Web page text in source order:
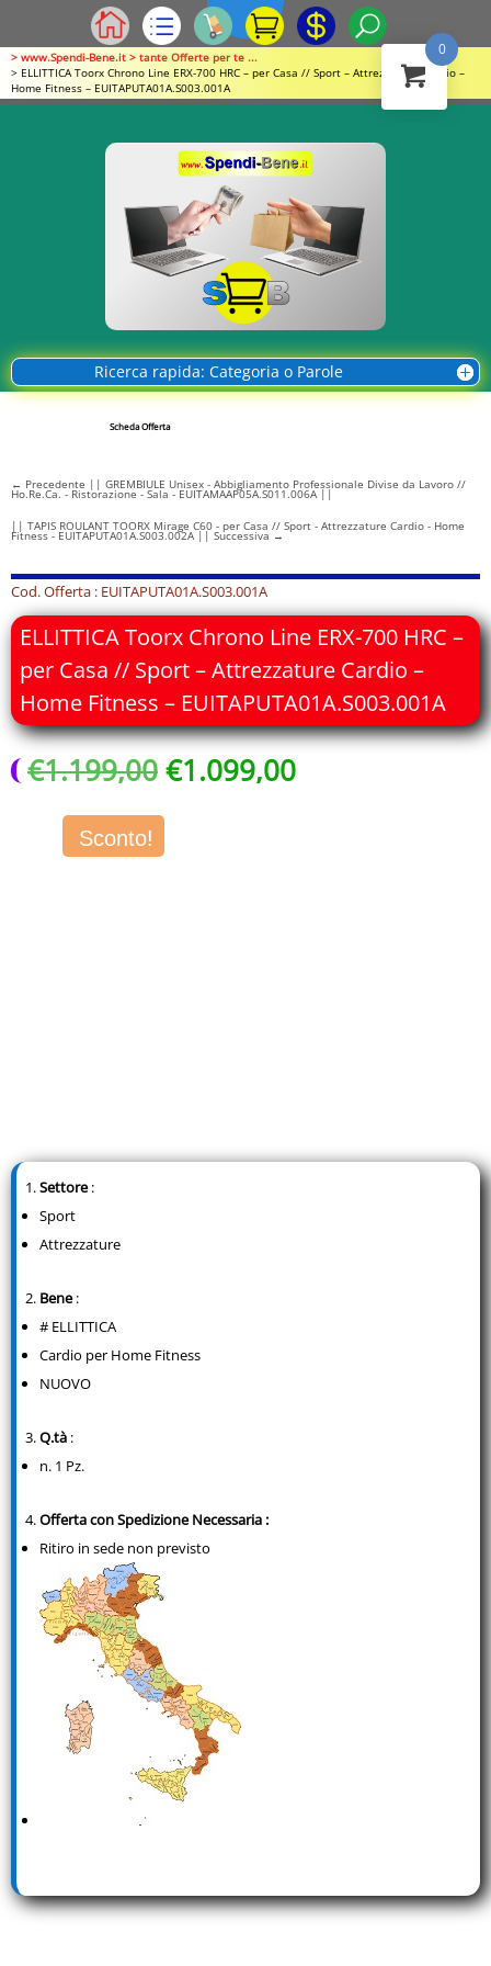
> www.Spendi-Bene.it > tante Offerte per te ...
> ELLITTICA Toorx Chrono Line ERX-700 HRC – per Casa // Sport – Attrezzature Cardio –
Home Fitness – EUITAPUTA01A.S003.001A
Ricerca rapida: Categoria o Parole
Scheda Offerta
← Precedente || GREMBIULE Unisex - Abbigliamento Professionale Divise da Lavoro //
Ho.Re.Ca. - Ristorazione - Sala - EUITAMAAP05A.S011.006A ||
|| TAPIS ROULANT TOORX Mirage C60 - per Casa // Sport - Attrezzature Cardio - Home
Fitness - EUITAPUTA01A.S003.002A || Successiva →
Cod. Offerta : EUITAPUTA01A.S003.001A
ELLITTICA Toorx Chrono Line ERX-700 HRC –
per Casa // Sport – Attrezzature Cardio –
Home Fitness – EUITAPUTA01A.S003.001A
€1.199,00Il
prezzo
€1.099,00Il
Sconto!
Settore:
Sport
Attrezzature
Bene:
# ELLITTICA
Cardio per Home Fitness
NUOVO
Q.tà :
n. 1 Pz.
Offerta con Spedizione Necessaria :
Ritiro in sede non previsto
0